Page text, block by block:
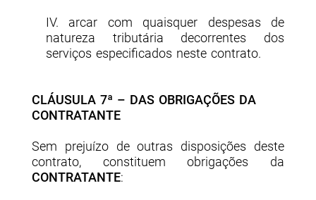
IV. arcar com quaisquer despesas de
natureza tributária decorrentes dos
serviços especificados neste contrato.
CLÁUSULA 7ª – DAS OBRIGAÇÕES DA
CONTRATANTE
Sem prejuízo de outras disposições deste
contrato, constituem obrigações da
CONTRATANTE: